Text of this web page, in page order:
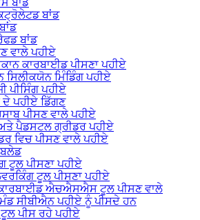
ਬਾਂਡ
ਬਾਂਡ
ਬਾਂਡ
ਵਾਲੇ ਪਹੀਏ
ਕਾਰਬਾਈਡ ਪੀਸਣਾ ਪਹੀਏ
ਸਿਲੀਕਯੋਨ ਮਿੰਡਿੰਗ ਪਹੀਏ
ਪੀਸਿੰਗ ਪਹੀਏ
ਪਹੀਏ ਡਿੱਗਣ
ਪੀਸਣ ਵਾਲੇ ਪਹੀਏ
ਪੈਡਸਟਲ ਗ੍ਰੀਡਰ ਪਹੀਏ
ਵਿਚ ਪੀਸਣ ਵਾਲੇ ਪਹੀਏ
ਬਲੇਡ
ਟੂਲ ਪੀਸਣਾ ਪਹੀਏ
ਟੂਲ ਪੀਸਣਾ ਪਹੀਏ
ਐਚਐਸਐਸ ਟੂਲ ਪੀਸਣ ਵਾਲੇ
ਸੀਬੀਐਨ ਪਹੀਏ ਨੂੰ ਪੀਸਦੇ ਹਨ
ਪੀਸ ਰਹੇ ਪਹੀਏ